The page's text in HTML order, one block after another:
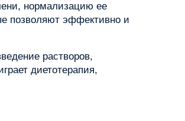
нормализацию ее
позволяют эффективно и
растворов,
диетотерапия,